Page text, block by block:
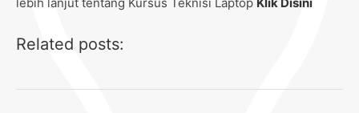
Related posts: